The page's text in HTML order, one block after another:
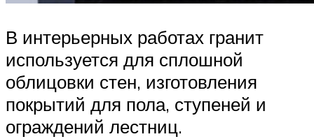
В интерьерных работах гранит
используется для сплошной
облицовки стен, изготовления
покрытий для пола, ступеней и
ограждений лестниц.